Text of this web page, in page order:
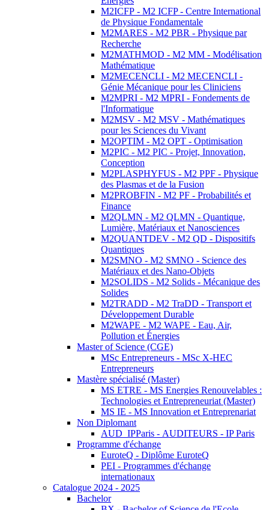
M2ICFP - M2 ICFP - Centre International
de Physique Fondamentale
M2MARES - M2 PBR - Physique par
Recherche
M2MATHMOD - M2 MM - Modélisation
Mathématique
M2MECENCLI - M2 MECENCLI -
Génie Mécanique pour les Cliniciens
M2MPRI - M2 MPRI - Fondements de
l'Informatique
M2MSV - M2 MSV - Mathématiques
pour les Sciences du Vivant
M2OPTIM - M2 OPT - Optimisation
M2PIC - M2 PIC - Projet, Innovation,
Conception
M2PLASPHYFUS - M2 PPF - Physique
des Plasmas et de la Fusion
M2PROBFIN - M2 PF - Probabilités et
Finance
M2QLMN - M2 QLMN - Quantique,
Lumière, Matériaux et Nanosciences
M2QUANTDEV - M2 QD - Dispositifs
Quantiques
M2SMNO - M2 SMNO - Science des
Matériaux et des Nano-Objets
M2SOLIDS - M2 Solids - Mécanique des
Solides
M2TRADD - M2 TraDD - Transport et
Développement Durable
M2WAPE - M2 WAPE - Eau, Air,
Pollution et Énergies
Master of Science (CGE)
MSc Entrepreneurs - MSc X-HEC
Entrepreneurs
Mastère spécialisé (Master)
MS ETRE - MS Energies Renouvelables :
Technologies et Entrepreneuriat (Master)
MS IE - MS Innovation et Entreprenariat
Non Diplomant
AUD_IPParis - AUDITEURS - IP Paris
Programme d'échange
EuroteQ - Diplôme EuroteQ
PEI - Programmes d'échange
internationaux
Catalogue 2024 - 2025
Bachelor